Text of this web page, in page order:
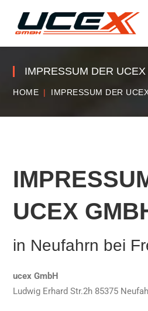
IMPRESSUM DER UCEX
HOME IMPRESSUM DER
UCEX
in Neufahrn bei
ucex GmbH
Ludwig Erhard Str.2h 85375